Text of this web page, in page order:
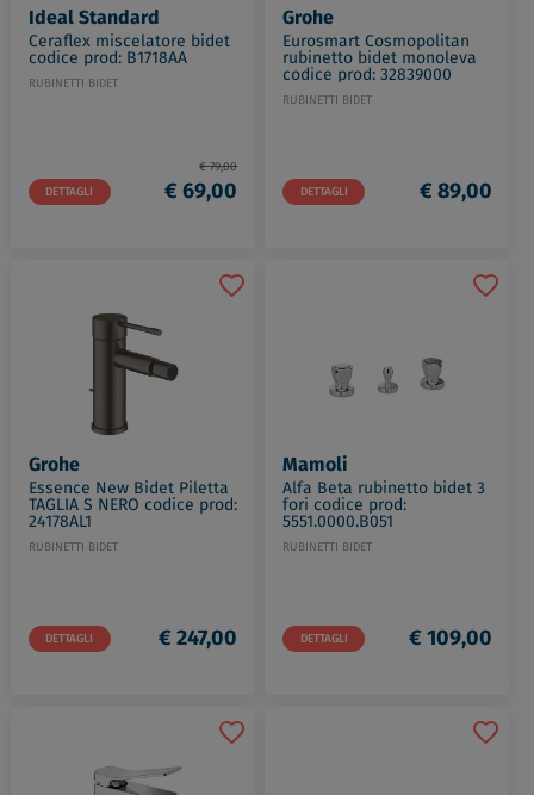
Ideal Standard
Ceraflex miscelatore bidet
codice prod: B1718AA
RUBINETTI BIDET
DETTAGLI
€ 79,00
€ 69,00
Grohe
Eurosmart Cosmopolitan
rubinetto bidet monoleva
codice prod: 32839000
RUBINETTI BIDET
DETTAGLI € 89,00
Grohe
Essence New Bidet Piletta
TAGLIA S NERO codice prod:
24178AL1
RUBINETTI BIDET
DETTAGLI € 247,00
Mamoli
Alfa Beta rubinetto bidet 3
fori codice prod:
5551.0000.B051
RUBINETTI BIDET
DETTAGLI € 109,00